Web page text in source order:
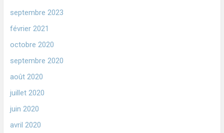
septembre 2023
février 2021
octobre 2020
septembre 2020
août 2020
juillet 2020
juin 2020
avril 2020